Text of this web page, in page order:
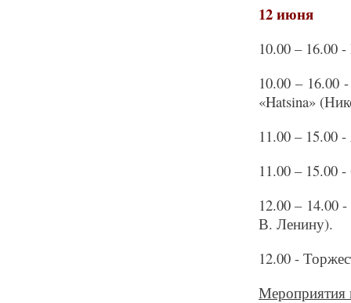
12 июня
10.00 –
10.00 – 16.00
«Hatsina»
11.00 – 15.00
11.00 – 15.00
12.00 – 14.00
В. Ленину).
12.00 -
Мероприятия